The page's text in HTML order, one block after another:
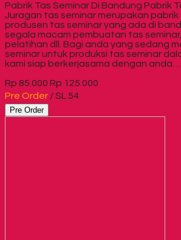
Pabrik Tas Seminar Di Bandung Pabrik
Juragan tas seminar merupakan pabrik
produsen tas seminar yang ada di
segala macam pembuatan tas
pelatihan dll. Bagi anda yang sedang
seminar untuk produksi tas seminar
kami siap berkerjasama dengan anda…
Rp 85.000 Rp 125.000
Pre Order / SL 54
Pre Order